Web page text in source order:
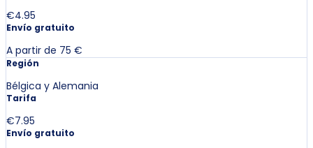
€4.95
Envío gratuito
A partir de 75 €
Región
Bélgica y Alemania
Tarifa
€7.95
Envío gratuito